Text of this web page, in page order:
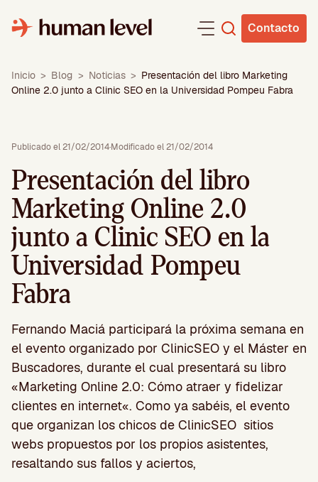
contenido
Contacto
Inicio > Blog > Noticias > Presentación del libro Marketing
Online 2.0 junto a Clinic SEO en la Universidad Pompeu Fabra
Publicado el 21/02/2014·Modificado el 21/02/2014
Presentación del libro
Marketing Online 2.0
junto a Clinic SEO en la
Universidad Pompeu
Fabra
Fernando Maciá participará la próxima semana en
el evento organizado por ClinicSEO y el Máster en
Buscadores, durante el cual presentará su libro
«Marketing Online 2.0: Cómo atraer y fidelizar
clientes en internet«. Como ya sabéis, el evento
que organizan los chicos de ClinicSEO sitios
webs propuestos por los propios asistentes,
resaltando sus fallos y aciertos,